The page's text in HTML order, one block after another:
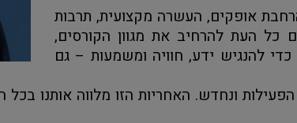
אופקים, העשרה מקצועית, תרבות
כל העת להרחיב את מגוון הקורסים,
כדי להנגיש ידע, חוויה ומשמעות – גם
ונחדש. האחריות הזו מלווה אותנו בכל